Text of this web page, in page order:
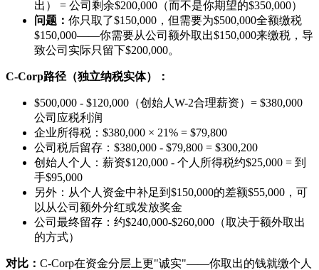
出） = 公司剩余$200,000（而不是你期望的$350,000）
问题： 你只取了$150,000，但需要为$500,000全额缴税
$150,000——你需要从公司额外取出$150,000来缴税，导
致公司实际只留下$200,000。
C-Corp路径（独立纳税实体）：
$500,000 - $120,000（创始人W-2合理薪资）= $380,000
公司应税利润
企业所得税：$380,000 × 21% = $79,800
公司税后留存：$380,000 - $79,800 = $300,200
创始人个人：薪资$120,000 - 个人所得税约$25,000 = 到
手$95,000
另外：从个人资金中补足到$150,000的差额$55,000，可
以从公司额外分红或发放奖金
公司最终留存：约$240,000-$260,000（取决于额外取出
的方式）
对比： C-Corp在资金分层上更"诚实"——你取出的钱就缴个人